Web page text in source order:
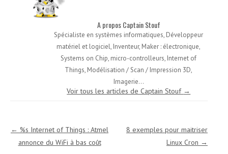
A propos Captain Stouf
Spécialiste en systèmes informatiques, Développeur
matériel et logiciel, Inventeur, Maker : électronique,
Systems on Chip, micro-controlleurs, Internet of
Things, Modélisation / Scan / Impression 3D,
Imagerie...
Voir tous les articles de Captain Stouf →
Navigation des articles
← %s Internet of Things : Atmel
annonce du WiFi à bas coût
8 exemples pour maitriser
Linux Cron →